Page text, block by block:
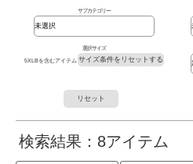
サブカテゴリー
選択サイズ
5XLBを含むアイテム サイズ条件をリセットする
リセット
検索結果：8アイテム